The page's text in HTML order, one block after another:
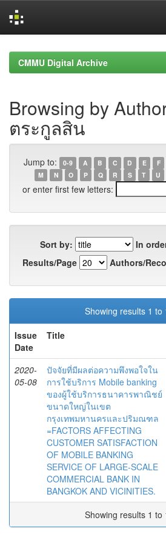
navigationCMMU Digital Archive
Browsing by
ตระกูลสิน
Jump to: 0-9 A B C D E F
M
N O P Q R S T U
or enter first few letters:
Sort by:
In
Results/Page
Authors/
Showing results 1 to
Issue
Date
Title
2020-
05-08
ปัจจัยที่มีผลต่อความพึงพอใจใน
การใช้บริการ Mobile banking
ของผู้ใช้บริการธนาคารพาณิชย์
ขนาดใหญ่ในเขต
กรุงเทพมหานครและปริมณฑล
=FACTORS AFFECTING
CUSTOMER SATISFACTION
OF MOBILE BANKING
SERVICE OF LARGE-SCALE
COMMERCIAL BANK IN
BANGKOK AND VICINITIES.
Showing results 1 to